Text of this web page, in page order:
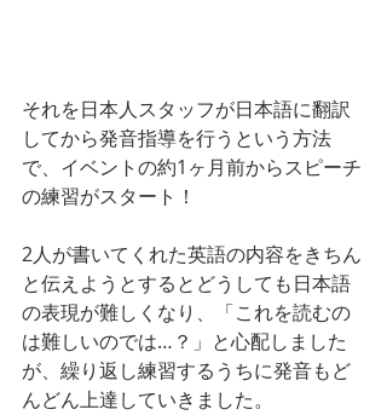
それを日本人スタッフが日本語に翻訳
してから発音指導を行うという方法
で、イベントの約1ヶ月前からスピーチ
の練習がスタート！
2人が書いてくれた英語の内容をきちん
と伝えようとするとどうしても日本語
の表現が難しくなり、「これを読むの
は難しいのでは…？」と心配しました
が、繰り返し練習するうちに発音もど
んどん上達していきました。